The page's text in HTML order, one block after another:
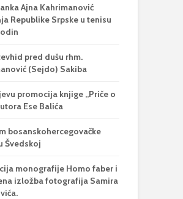
Ajna Kahrimanović
Republike Srpske u tenisu
pred dušu rhm.
(Sejdo) Sakiba
promocija knjige „Priče o
Ese Balića
bosanskohercegovačke
Švedskoj
monografije Homo faber i
izložba fotografija Samira